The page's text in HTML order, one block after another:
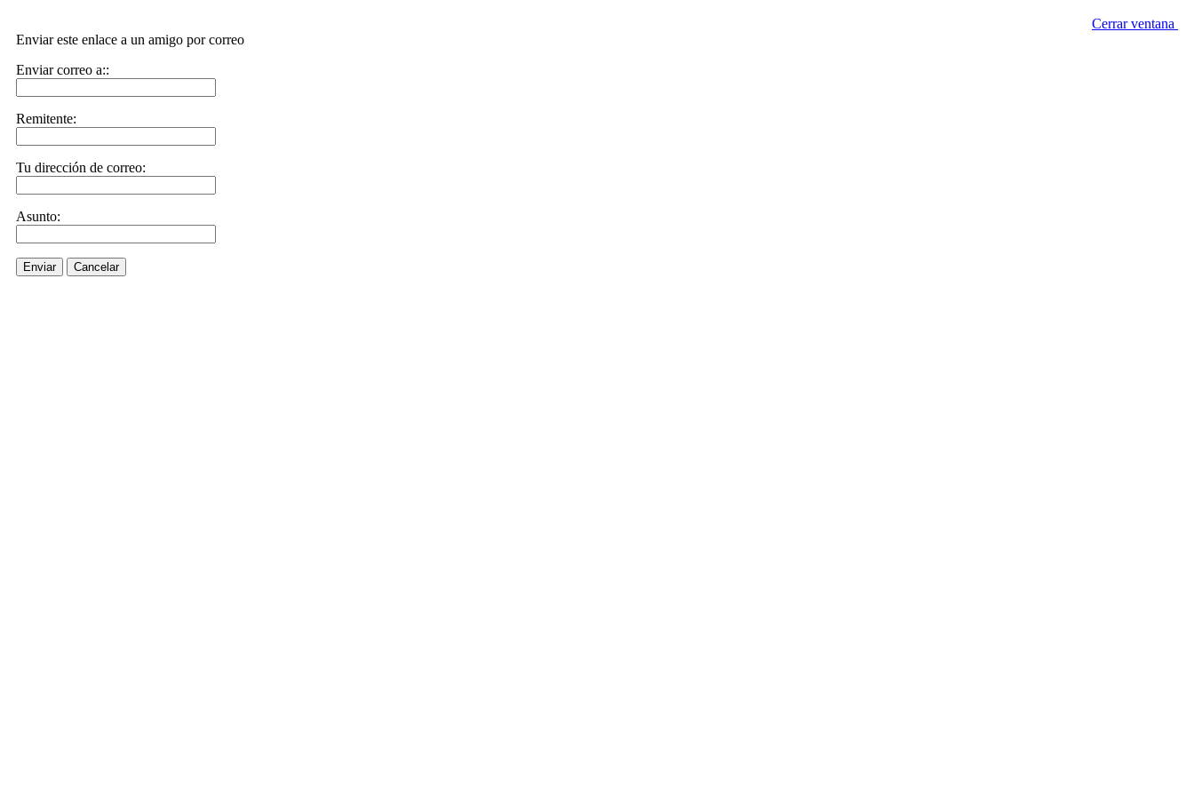
Cerrar ventana
Enviar este enlace a un amigo por correo
Enviar correo a::
Remitente:
Tu dirección de correo:
Asunto:
Enviar Cancelar